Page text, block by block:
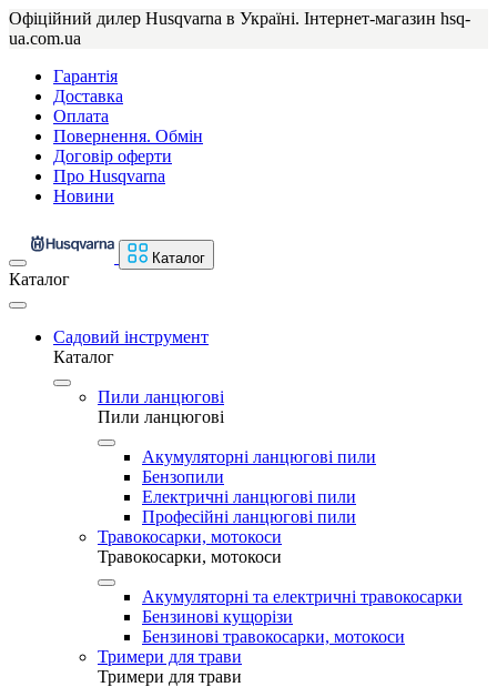
Офіційний дилер Husqvarna в Україні. Інтернет-магазин hsq-
ua.com.ua
Гарантія
Доставка
Оплата
Повернення. Обмін
Договір оферти
Про Husqvarna
Новини
Каталог
Каталог
Садовий інструмент
Каталог
Пили ланцюгові
Пили ланцюгові
Акумуляторні ланцюгові пили
Бензопили
Електричні ланцюгові пили
Професійні ланцюгові пили
Травокосарки, мотокоси
Травокосарки, мотокоси
Акумуляторні та електричні травокосарки
Бензинові кущорізи
Бензинові травокосарки, мотокоси
Тримери для трави
Тримери для трави